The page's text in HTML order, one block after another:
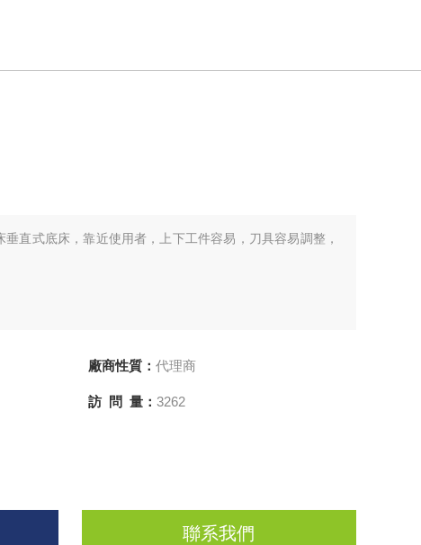
直式底床，靠近使用者，上下工件容易，刀具容易調整，
廠商性質： 代理商
訪 問 量： 3262
聯系我們